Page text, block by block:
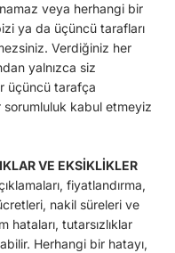
veya herhangi bir
ya da üçüncü tarafları
Verdiğiniz her
yalnızca siz
üçüncü tarafça
kabul etmeyiz
VE EKSİKLİKLER
fiyatlandırma,
nakil süreleri ve
hataları, tutarsızlıklar
Herhangi bir hatayı,